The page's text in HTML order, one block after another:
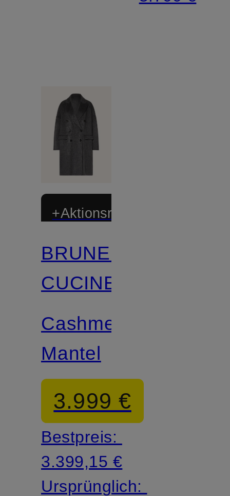
+Aktionsrabatt
BRUNELLO
CUCINELLI
Cashmere-
Mantel
3.999 €
Bestpreis:
3.399,15 €
Ursprünglich: